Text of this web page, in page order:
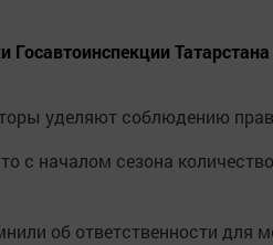
Госавтоинспекции
уделяют соблюдению
с началом сезона
об ответственности для